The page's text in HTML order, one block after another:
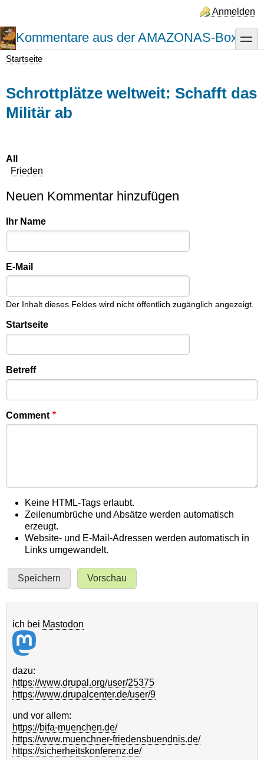
Inhalt
Anmelden
Kommentare aus der AMAZONAS-Box toggle
Startseite
Schrottplätze weltweit: Schafft das
Militär ab
All
Frieden
Neuen Kommentar hinzufügen
Ihr Name
E-Mail
Der Inhalt dieses Feldes wird nicht öffentlich zugänglich angezeigt.
Startseite
Betreff
Comment
Keine HTML-Tags erlaubt.
Zeilenumbrüche und Absätze werden automatisch
erzeugt.
Website- und E-Mail-Adressen werden automatisch in
Links umgewandelt.
ich bei Mastodon
dazu:
https://www.drupal.org/user/25375
https://www.drupalcenter.de/user/9
und vor allem:
https://bifa-muenchen.de/
https://www.muenchner-friedensbuendnis.de/
https://sicherheitskonferenz.de/